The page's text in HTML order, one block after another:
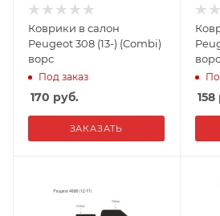
Коврики в салон
Peugeot 308 (13-) (Combi)
ворс
Под заказ
170 руб.
ЗАКАЗАТЬ
ворс
158